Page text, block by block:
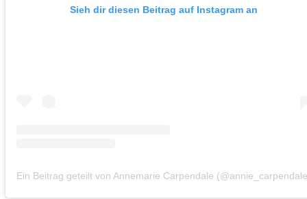
Sieh dir diesen Beitrag auf Instagram an
Ein Beitrag geteilt von Annemarie Carpendale